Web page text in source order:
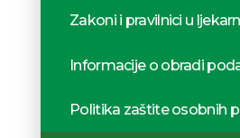
Zakoni i pravilnici u
Informacije o obradi
Politika zaštite osobnih